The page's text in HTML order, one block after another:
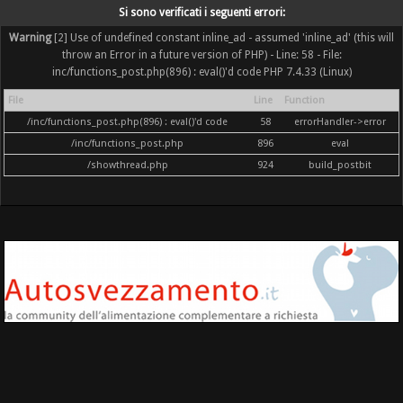
Si sono verificati i seguenti errori:
Warning[2] Use of undefined constant inline_ad - assumed 'inline_ad' (this will
throw an Error in a future version of PHP) - Line: 58 - File:
inc/functions_post.php(896) : eval()'d code PHP 7.4.33 (Linux)
File Line
Function
/inc/functions_post.php(896) : eval()'d code
58
errorHandler->error
/inc/functions_post.php
896
eval
/showthread.php
924 build_postbit